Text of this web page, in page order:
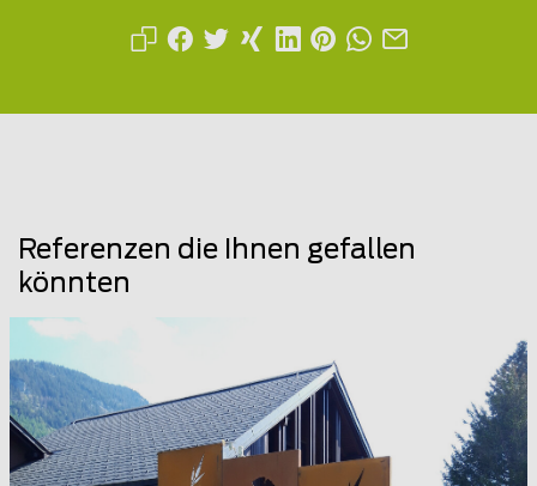
Referenzen die Ihnen gefallen
könnten